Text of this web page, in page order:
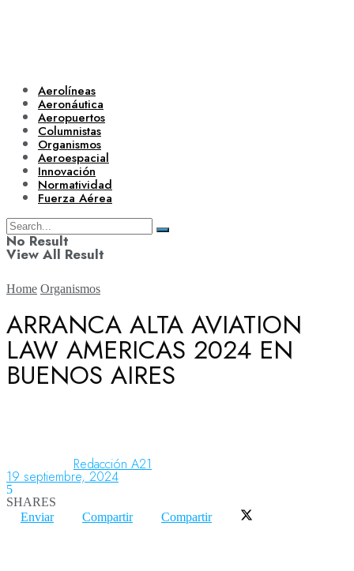
Aerolíneas
Aeronáutica
Aeropuertos
Columnistas
Organismos
Aeroespacial
Innovación
Normatividad
Fuerza Aérea
No Result
View All Result
Aerolíneas
Aeropuertos
Columnistas
Home Organismos
ARRANCA ALTA AVIATION
LAW AMERICAS 2024 EN
BUENOS AIRES
Redacción A21
19 septiembre, 2024
5
SHARES
Enviar
Compartir Compartir